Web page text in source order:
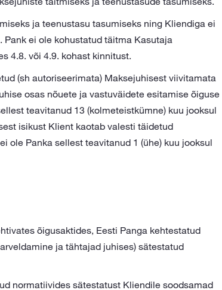
ja teenustasu tasumiseks ning Kliendiga ei
ei ole kohustatud täitma Kasutaja
4.8. või 4.9. kohast kinnitust.
(sh autoriseerimata) Maksejuhisest viivitamata
osas nõuete ja vastuväidete esitamise õiguse
teavitanud 13 (kolmeteistkümne) kuu jooksul
isikust Klient kaotab valesti täidetud
ole Panka sellest teavitanud 1 (ühe) kuu jooksul
õigusaktides, Eesti Panga kehtestatud
ja tähtajad juhises) sätestatud
normatiivides sätestatust Kliendile soodsamad